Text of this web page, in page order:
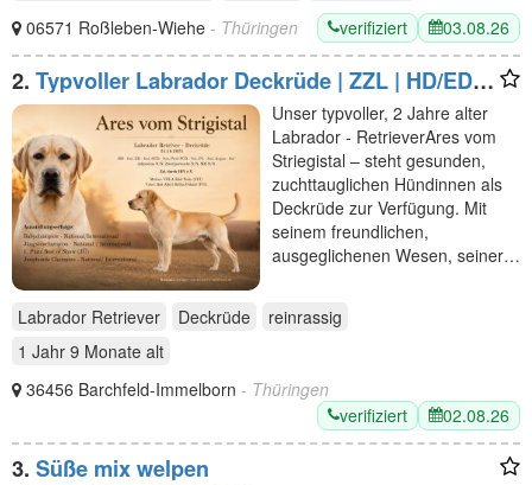
06571 Roßleben-Wiehe - Thüringen verifiziert 03.08.26
2. Typvoller Labrador Deckrüde | ZZL | HD/ED-
frei | Champion
Unser typvoller, 2 Jahre alter
Labrador - RetrieverAres vom
Striegistal – steht gesunden,
zuchttauglichen Hündinnen als
Deckrüde zur Verfügung. Mit
seinem freundlichen,
ausgeglichenen Wesen, seiner…
Labrador Retriever Deckrüde
reinrassig
1 Jahr 9 Monate alt
36456 Barchfeld-Immelborn - Thüringen
verifiziert
02.08.26
3. Süße mix welpen